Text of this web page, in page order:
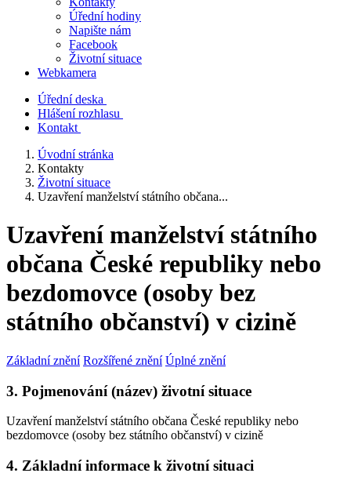
Úřední hodiny
Napište nám
Facebook
Životní situace
Webkamera
Úřední deska
Hlášení rozhlasu
Kontakt
Úvodní stránka
Kontakty
Životní situace
Uzavření manželství státního občana...
Uzavření manželství státního
občana České republiky nebo
bezdomovce (osoby bez
státního občanství) v cizině
Základní znění Rozšířené znění Úplné znění
3. Pojmenování (název) životní situace
Uzavření manželství státního občana České republiky nebo
bezdomovce (osoby bez státního občanství) v cizině
4. Základní informace k životní situaci